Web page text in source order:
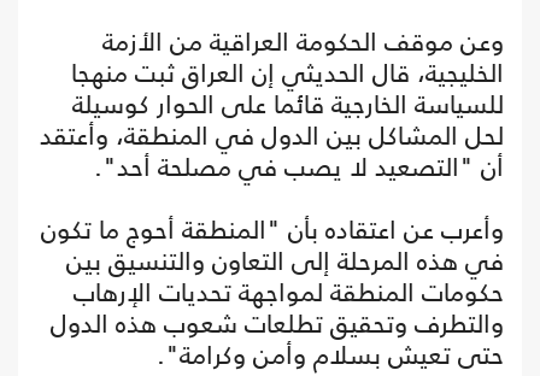
وعن موقف الحكومة العراقية من الأزمة
الخليجية، قال الحديثي إن العراق ثبت منهجا
للسياسة الخارجية قائما على الحوار كوسيلة
لحل المشاكل بين الدول في المنطقة، وأعتقد
أن "التصعيد لا يصب في مصلحة أحد".
وأعرب عن اعتقاده بأن "المنطقة أحوج ما تكون
في هذه المرحلة إلى التعاون والتنسيق بين
حكومات المنطقة لمواجهة تحديات الإرهاب
والتطرف وتحقيق تطلعات شعوب هذه الدول
حتى تعيش بسلام وأمن وكرامة".